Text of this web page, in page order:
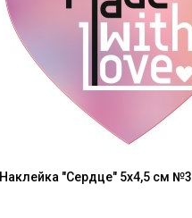
Наклейка "Сердце" 5x4,5 см №3